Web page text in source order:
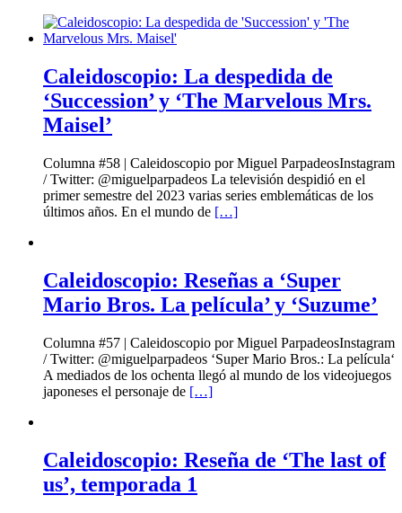
Caleidoscopio: La despedida de
‘Succession’ y ‘The Marvelous Mrs.
Maisel’
Columna #58 | Caleidoscopio por Miguel ParpadeosInstagram
/ Twitter: @miguelparpadeos La televisión despidió en el
primer semestre del 2023 varias series emblemáticas de los
últimos años. En el mundo de […]
Caleidoscopio: Reseñas a ‘Super
Mario Bros. La película’ y ‘Suzume’
Columna #57 | Caleidoscopio por Miguel ParpadeosInstagram
/ Twitter: @miguelparpadeos ‘Super Mario Bros.: La película‘
A mediados de los ochenta llegó al mundo de los videojuegos
japoneses el personaje de […]
Caleidoscopio: Reseña de ‘The last of
us’, temporada 1